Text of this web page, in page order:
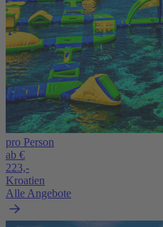
pro Person
ab €
223,-
Kroatien
Alle Angebote